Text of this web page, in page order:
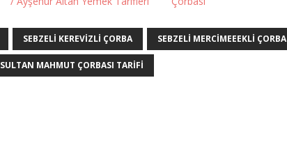
SEBZELI KEREVIZLI ÇORBA SEBZELI MERCIMEEEKLI ÇORBA
SULTAN MAHMUT ÇORBASI TARIFI